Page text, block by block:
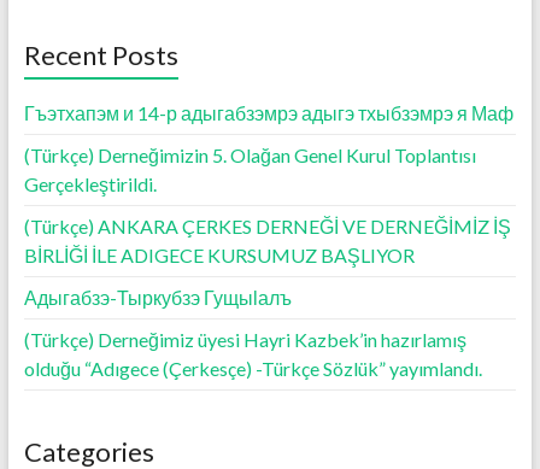
o
k
Recent Posts
Гъэтхапэм и 14-р адыгабзэмрэ адыгэ тхыбзэмрэ я Маф
(Türkçe) Derneğimizin 5. Olağan Genel Kurul Toplantısı
Gerçekleştirildi.
(Türkçe) ANKARA ÇERKES DERNEĞİ VE DERNEĞİMİZ İŞ
BİRLİĞİ İLE ADIGECE KURSUMUZ BAŞLIYOR
Адыгабзэ-Тыркубзэ Гущыӏалъ
(Türkçe) Derneğimiz üyesi Hayri Kazbek’in hazırlamış
olduğu “Adıgece (Çerkesçe) -Türkçe Sözlük” yayımlandı.
Categories